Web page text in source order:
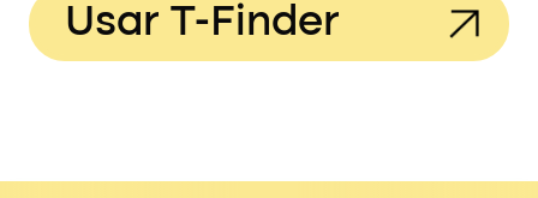
Usar T-Finder